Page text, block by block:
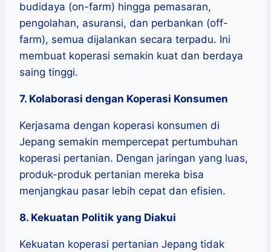
budidaya (on-farm) hingga pemasaran,
pengolahan, asuransi, dan perbankan (off-
farm), semua dijalankan secara terpadu. Ini
membuat koperasi semakin kuat dan berdaya
saing tinggi.
7. Kolaborasi dengan Koperasi Konsumen
Kerjasama dengan koperasi konsumen di
Jepang semakin mempercepat pertumbuhan
koperasi pertanian. Dengan jaringan yang luas,
produk-produk pertanian mereka bisa
menjangkau pasar lebih cepat dan efisien.
8. Kekuatan Politik yang Diakui
Kekuatan koperasi pertanian Jepang tidak